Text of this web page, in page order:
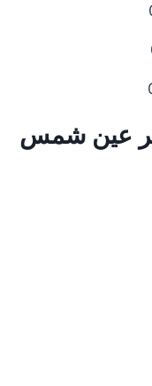
عين شمس